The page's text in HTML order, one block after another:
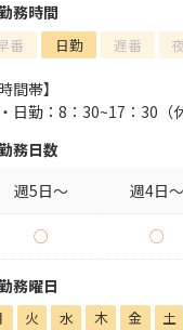
務時間
番 日勤 遅番
時間帯】
日勤：8：30~17：30（
務日数
週5日～
週4日～
○ ○
務曜日
火 水 木 金 土